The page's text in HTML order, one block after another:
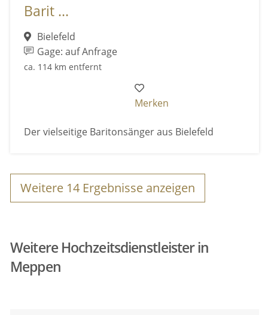
Barit ...
Bielefeld
Gage: auf Anfrage
ca. 114 km entfernt
Merken
Der vielseitige Baritonsänger aus Bielefeld
Weitere 14 Ergebnisse anzeigen
Weitere Hochzeitsdienstleister in
Meppen